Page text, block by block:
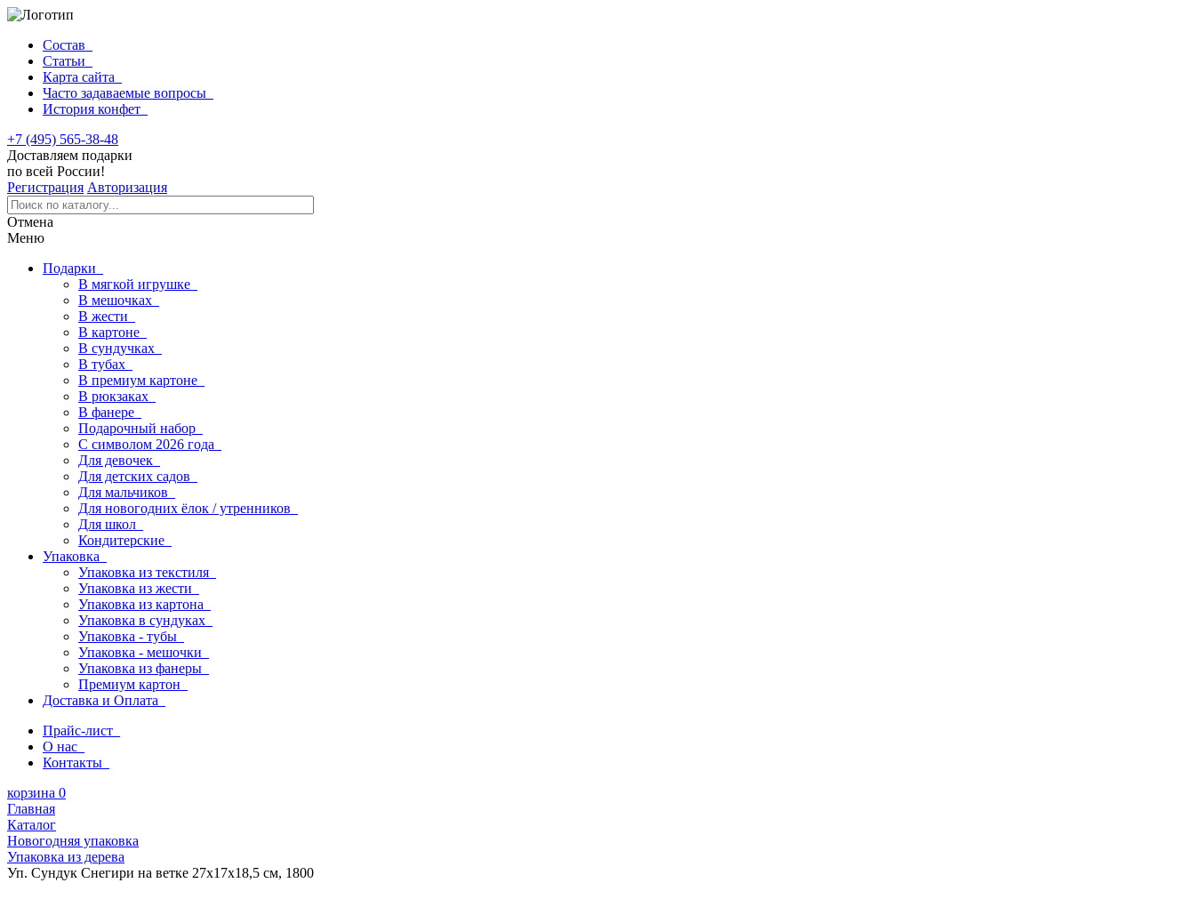
Состав
Статьи
Карта сайта
Часто задаваемые вопросы
История конфет
+7 (495) 565-38-48
Доставляем подарки
по всей России!
Регистрация Авторизация
Отмена
Меню
Подарки
В мягкой игрушке
В мешочках
В жести
В картоне
В сундучках
В тубах
В премиум картоне
В рюкзаках
В фанере
Подарочный набор
С символом 2026 года
Для девочек
Для детских садов
Для мальчиков
Для новогодних ёлок / утренников
Для школ
Кондитерские
Упаковка
Упаковка из текстиля
Упаковка из жести
Упаковка из картона
Упаковка в сундуках
Упаковка - тубы
Упаковка - мешочки
Упаковка из фанеры
Премиум картон
Доставка и Оплата
Прайс-лист
О нас
Контакты
корзина 0
Главная
Каталог
Новогодняя упаковка
Упаковка из дерева
Уп. Сундук Снегири на ветке 27х17х18,5 см, 1800